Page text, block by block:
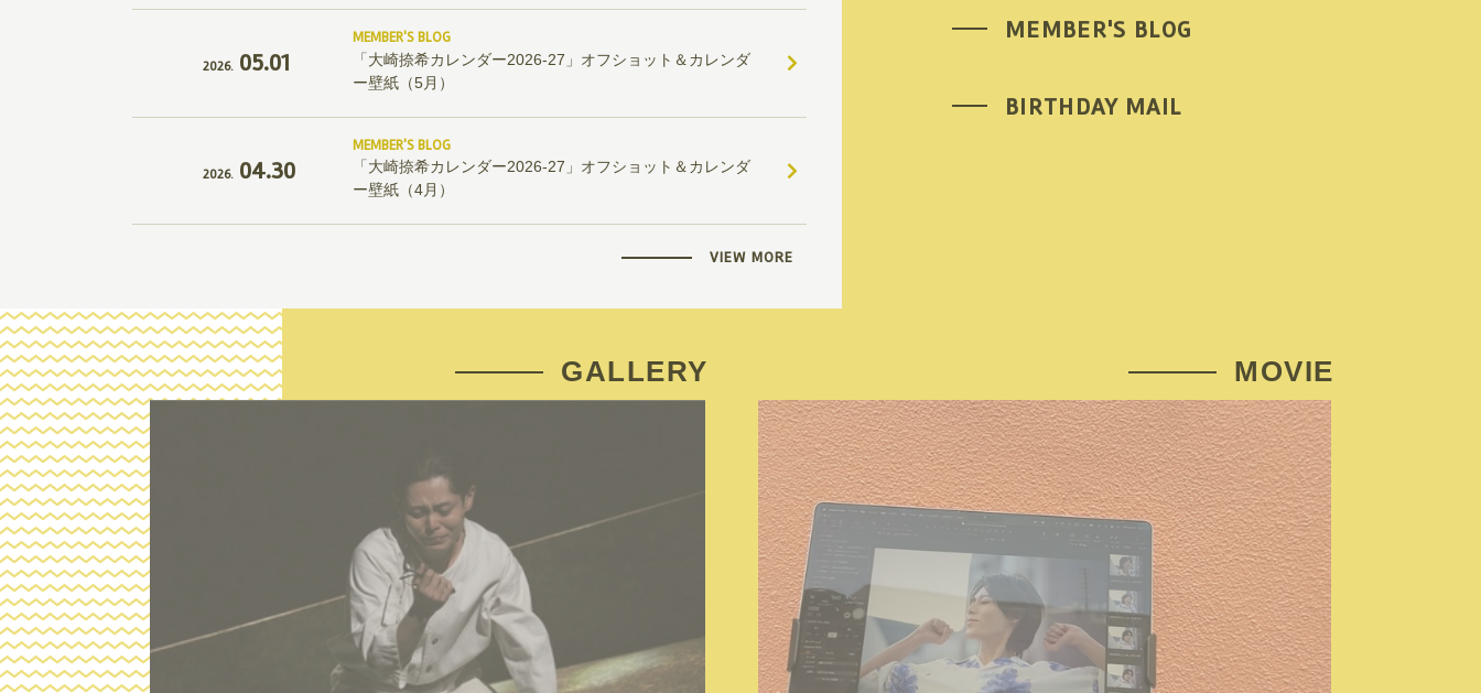
2026. 05.01
MEMBER'S BLOG
「大崎捺希カレンダー2026-27」オフショット＆カレンダ
ー壁紙（5月）
2026. 04.30
MEMBER'S BLOG
「大崎捺希カレンダー2026-27」オフショット＆カレンダ
ー壁紙（4月）
VIEW MORE
MEMBER'S BLOG
BIRTHDAY MAIL
GALLERY MOVIE